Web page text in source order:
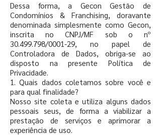
Dessa forma, a Gecon Gestão de
Condomínios & Franchising, doravante
denominada simplesmente como Gecon,
inscrita no CNPJ/MF sob o nº
30.499.798/0001-29, no papel de
Controladora de Dados, obriga-se ao
disposto na presente Política de
Privacidade.
1. Quais dados coletamos sobre você e
para qual finalidade?
Nosso site coleta e utiliza alguns dados
pessoais seus, de forma a viabilizar a
prestação de serviços e aprimorar a
experiência de uso.